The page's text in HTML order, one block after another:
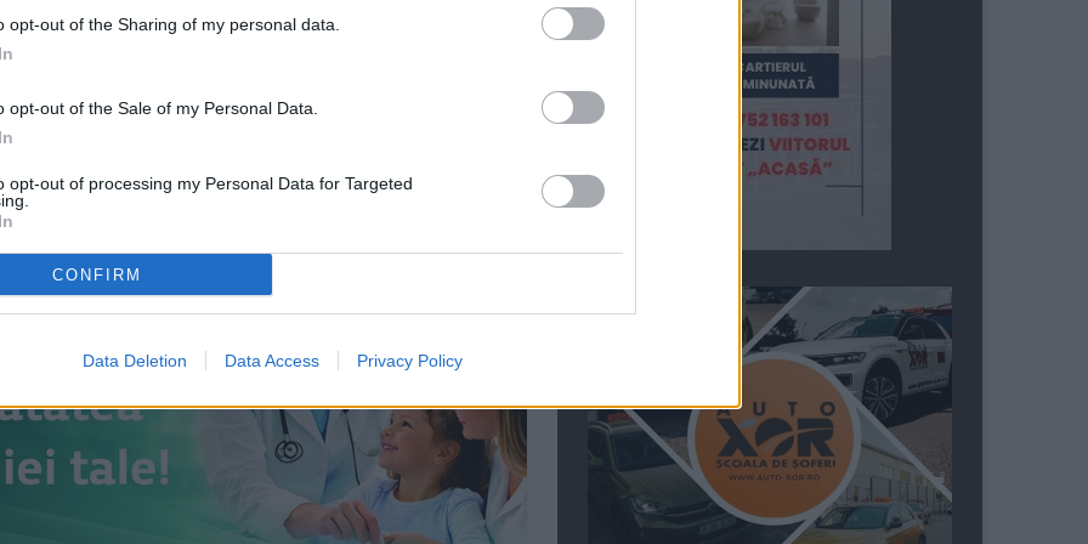
opt-out of the Sharing of my personal data.
opt-out of the Sale of my Personal Data.
opt-out of processing my Personal Data for Targeted
CONFIRM
Data Deletion Data Access Privacy Policy
absolvenți cu note de 10, trei sunt din Fălticeni, iar
localitățile rurale Cotu Băii, Horodniceni, Râșca și
note de 10 sunt la istorie și logică